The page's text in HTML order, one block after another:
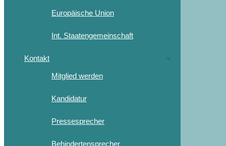
Europäische Union
Int. Staatengemeinschaft
Kontakt
Mitglied werden
Kandidatur
Pressesprecher
Behindertensprecher